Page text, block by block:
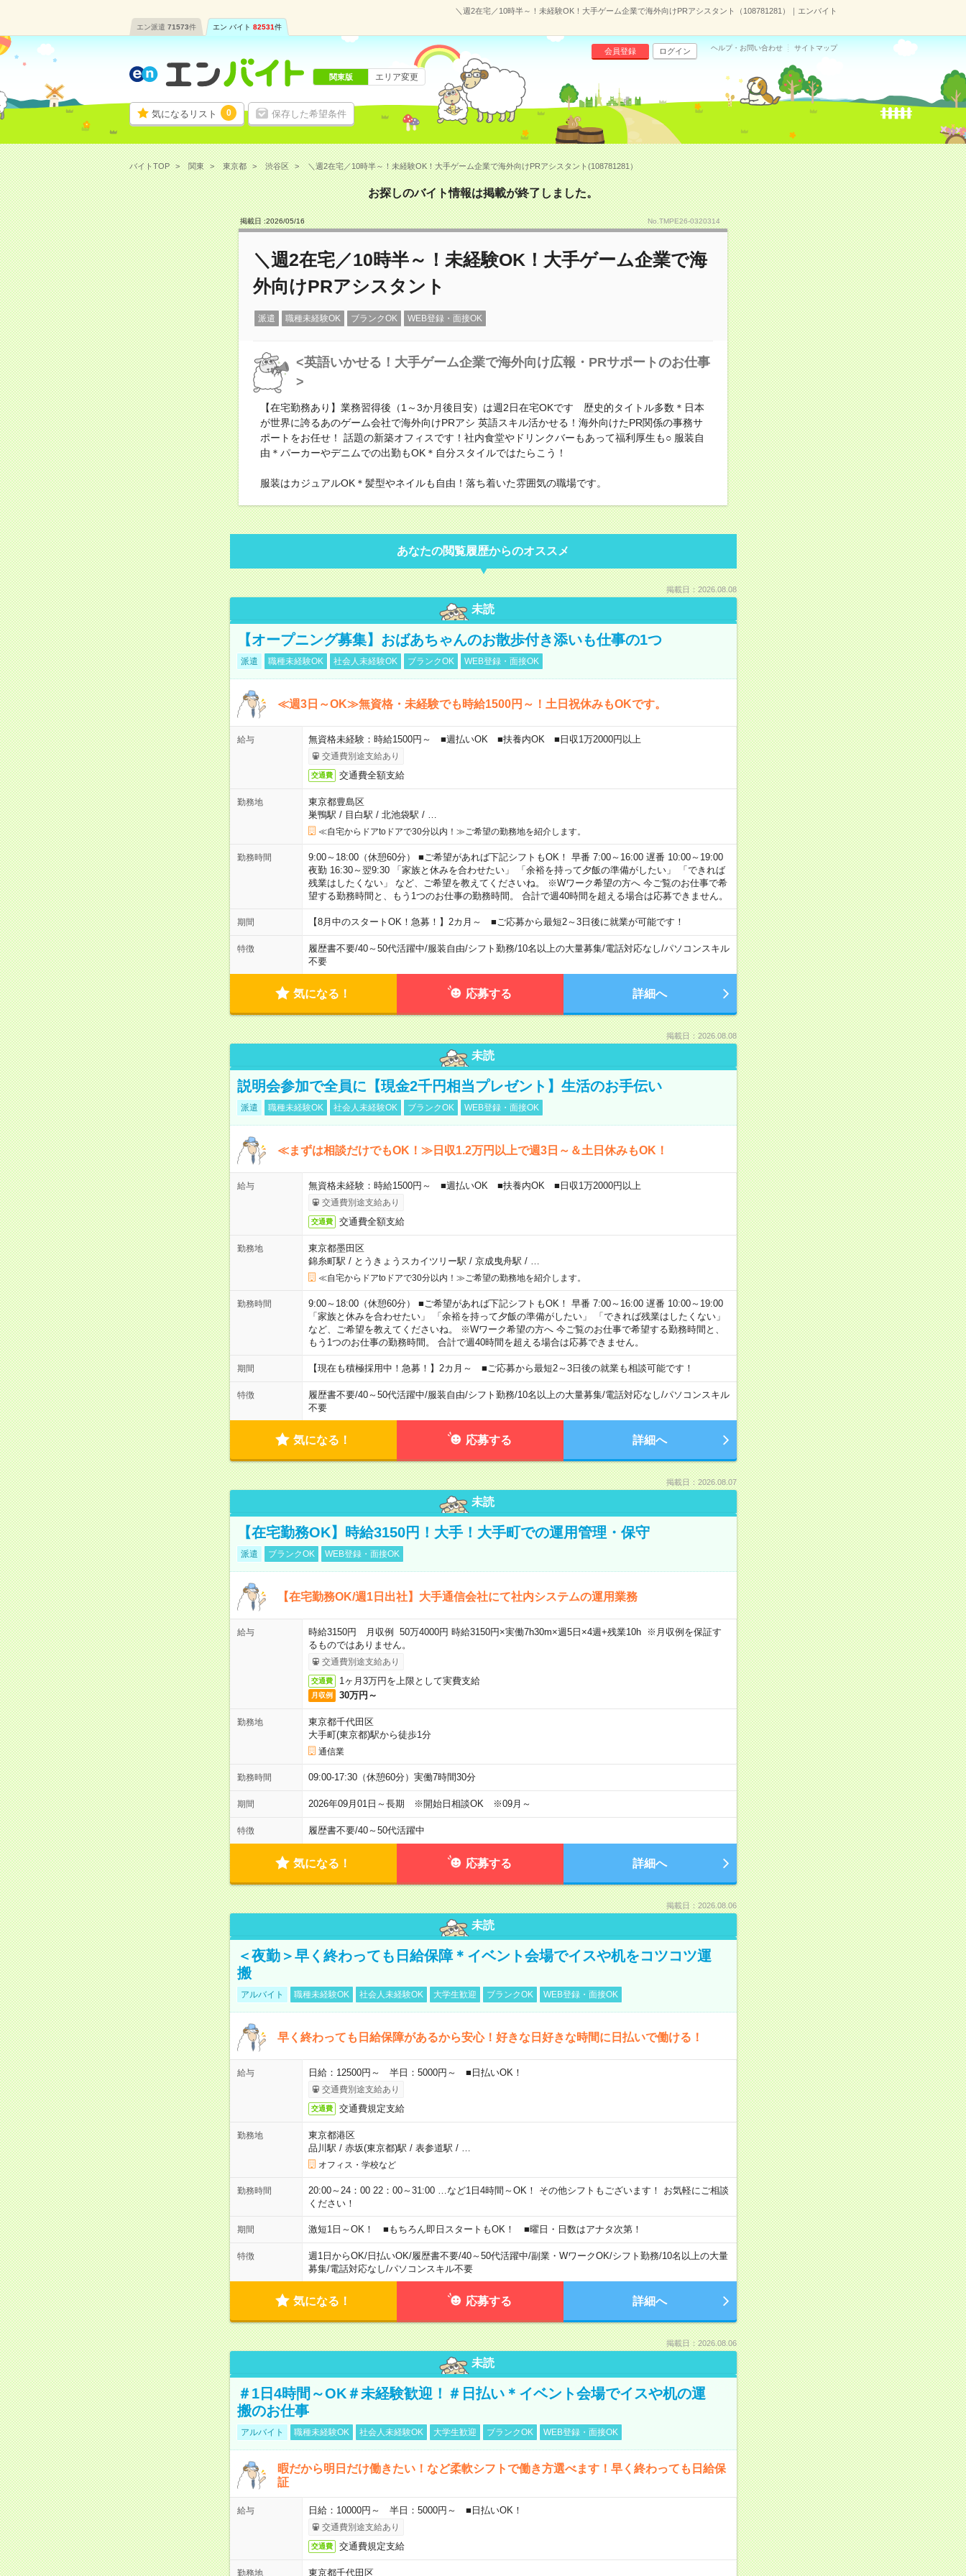
＼週2在宅／10時半～！未経験OK！大手ゲーム企業で海外向けPRアシスタント（108781281）｜エンバイト
エン派遣 71573件 エン バイト 82531件
気になるリスト 0 保存した希望条件
会員登録 ログイン ヘルプ・お問い合わせ サイトマップ
関東版 エリア変更
バイトTOP 関東 東京都 渋谷区 ＼週2在宅／10時半～！未経験OK！大手ゲーム企業で海外向けPRアシスタント(108781281）
お探しのバイト情報は掲載が終了しました。
掲載日 :2026/05/16 No.TMPE26-0320314
＼週2在宅／10時半～！未経験OK！大手ゲーム企業で海
外向けPRアシスタント
派遣 職種未経験OK ブランクOK WEB登録・面接OK
<英語いかせる！大手ゲーム企業で海外向け広報・PRサポートのお仕事
>
【在宅勤務あり】業務習得後（1～3か月後目安）は週2日在宅OKです 歴史的タイトル多数＊日本
が世界に誇るあのゲーム会社で海外向けPRアシ 英語スキル活かせる！海外向けたPR関係の事務サ
ポートをお任せ！ 話題の新築オフィスです！社内食堂やドリンクバーもあって福利厚生も○ 服装自
由＊パーカーやデニムでの出勤もOK＊自分スタイルではたらこう！
服装はカジュアルOK＊髪型やネイルも自由！落ち着いた雰囲気の職場です。
あなたの閲覧履歴からのオススメ
掲載日：2026.08.08
未読
【オープニング募集】おばあちゃんのお散歩付き添いも仕事の1つ
派遣 職種未経験OK 社会人未経験OK ブランクOK WEB登録・面接OK
≪週3日～OK≫無資格・未経験でも時給1500円～！土日祝休みもOKです。
給与 無資格未経験：時給1500円～ ■週払いOK ■扶養内OK ■日収1万2000円以上
交通費別途支給あり
交通費 交通費全額支給
勤務地
東京都豊島区
巣鴨駅 / 目白駅 / 北池袋駅 /
≪自宅からドアtoドアで30分以内！≫ご希望の勤務地を紹介します。
勤務時間
9:00～18:00（休憩60分） ■ご希望があれば下記シフトもOK！ 早番 7:00～16:00 遅番 10:00～19:00
夜勤 16:30～翌9:30 「家族と休みを合わせたい」 「余裕を持って夕飯の準備がしたい」 「できれば
残業はしたくない」 など、ご希望を教えてくださいね。 ※Wワーク希望の方へ 今ご覧のお仕事で希
望する勤務時間と、もう1つのお仕事の勤務時間。 合計で週40時間を超える場合は応募できません。
期間 【8月中のスタートOK！急募！】2カ月～ ■ご応募から最短2～3日後に就業が可能です！
特徴 履歴書不要/40～50代活躍中/服装自由/シフト勤務/10名以上の大量募集/電話対応なし/パソコンスキル
不要
気になる！ 応募する 詳細へ
掲載日：2026.08.08
未読
説明会参加で全員に【現金2千円相当プレゼント】生活のお手伝い
派遣 職種未経験OK 社会人未経験OK ブランクOK WEB登録・面接OK
≪まずは相談だけでもOK！≫日収1.2万円以上で週3日～＆土日休みもOK！
給与 無資格未経験：時給1500円～ ■週払いOK ■扶養内OK ■日収1万2000円以上
交通費別途支給あり
交通費 交通費全額支給
勤務地
東京都墨田区
錦糸町駅 / とうきょうスカイツリー駅 / 京成曳舟駅 /
≪自宅からドアtoドアで30分以内！≫ご希望の勤務地を紹介します。
勤務時間
9:00～18:00（休憩60分） ■ご希望があれば下記シフトもOK！ 早番 7:00～16:00 遅番 10:00～19:00
「家族と休みを合わせたい」 「余裕を持って夕飯の準備がしたい」 「できれば残業はしたくない」
など、ご希望を教えてくださいね。 ※Wワーク希望の方へ 今ご覧のお仕事で希望する勤務時間と、
もう1つのお仕事の勤務時間。 合計で週40時間を超える場合は応募できません。
期間 【現在も積極採用中！急募！】2カ月～ ■ご応募から最短2～3日後の就業も相談可能です！
特徴 履歴書不要/40～50代活躍中/服装自由/シフト勤務/10名以上の大量募集/電話対応なし/パソコンスキル
不要
気になる！ 応募する 詳細へ
掲載日：2026.08.07
未読
【在宅勤務OK】時給3150円！大手！大手町での運用管理・保守
派遣 ブランクOK WEB登録・面接OK
【在宅勤務OK/週1日出社】大手通信会社にて社内システムの運用業務
給与
時給3150円 月収例 50万4000円 時給3150円×実働7h30m×週5日×4週+残業10h ※月収例を保証す
るものではありません。
交通費別途支給あり
交通費 1ヶ月3万円を上限として実費支給
月収例 30万円～
勤務地
東京都千代田区
大手町(東京都)駅から徒歩1分
通信業
勤務時間 09:00-17:30（休憩60分）実働7時間30分
期間 2026年09月01日～長期 ※開始日相談OK ※09月～
特徴 履歴書不要/40～50代活躍中
気になる！ 応募する 詳細へ
掲載日：2026.08.06
未読
＜夜勤＞早く終わっても日給保障＊イベント会場でイスや机をコツコツ運
搬
アルバイト 職種未経験OK 社会人未経験OK 大学生歓迎 ブランクOK WEB登録・面接OK
早く終わっても日給保障があるから安心！好きな日好きな時間に日払いで働ける！
給与 日給：12500円～ 半日：5000円～ ■日払いOK！
交通費別途支給あり
交通費 交通費規定支給
勤務地
東京都港区
品川駅 / 赤坂(東京都)駅 / 表参道駅 /
オフィス・学校など
勤務時間
20:00～24：00 22：00～31:00 …など1日4時間～OK！ その他シフトもございます！ お気軽にご相談
ください！
期間 激短1日～OK！ ■もちろん即日スタートもOK！ ■曜日・日数はアナタ次第！
特徴 週1日からOK/日払いOK/履歴書不要/40～50代活躍中/副業・WワークOK/シフト勤務/10名以上の大量
募集/電話対応なし/パソコンスキル不要
気になる！ 応募する 詳細へ
掲載日：2026.08.06
未読
＃1日4時間～OK＃未経験歓迎！＃日払い＊イベント会場でイスや机の運
搬のお仕事
アルバイト 職種未経験OK 社会人未経験OK 大学生歓迎 ブランクOK WEB登録・面接OK
暇だから明日だけ働きたい！など柔軟シフトで働き方選べます！早く終わっても日給保
証
給与 日給：10000円～ 半日：5000円～ ■日払いOK！
交通費別途支給あり
交通費 交通費規定支給
勤務地 東京都千代田区